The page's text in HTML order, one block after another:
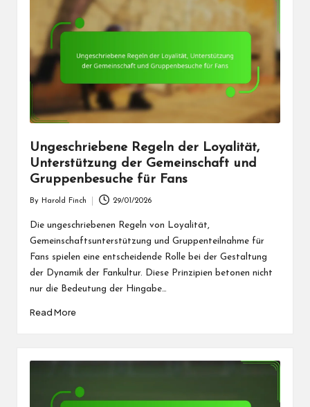
Ungeschriebene Regeln der Loyalität,
Unterstützung der Gemeinschaft und
Gruppenbesuche für Fans
by
By Harold Finch 29/01/2026
Die ungeschriebenen Regeln von Loyalität,
Gemeinschaftsunterstützung und Gruppenteilnahme für
Fans spielen eine entscheidende Rolle bei der Gestaltung
der Dynamik der Fankultur. Diese Prinzipien betonen nicht
nur die Bedeutung der Hingabe…
Read More